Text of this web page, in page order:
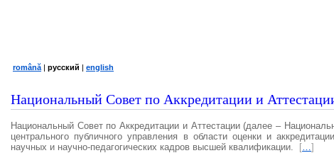
română | русский | english
Национальный Совет по Аккредитации и
Национальный Совет по Аккредитации и Аттестации (далее –
центрального публичного управления в области оценки и
научных и научно-педагогических кадров высшей квалификации.
[…]